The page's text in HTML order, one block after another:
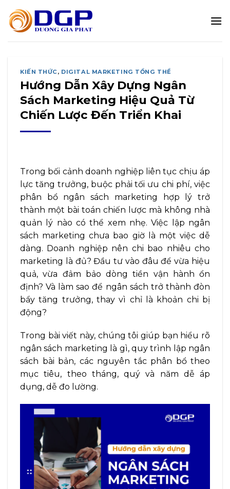
qua
dung
KIẾN THỨC, DIGITAL MARKETING TỔNG THỂ
Hướng Dẫn Xây Dựng Ngân
Sách Marketing Hiệu Quả Từ
Chiến Lược Đến Triển Khai
Trong bối cảnh doanh nghiệp liên tục chịu áp
lực tăng trưởng, buộc phải tối ưu chi phí, việc
phân bổ ngân sách marketing hợp lý trở
thành một bài toán chiến lược mà không nhà
quản lý nào có thể xem nhẹ. Việc lập ngân
sách marketing chưa bao giờ là một việc dễ
dàng. Doanh nghiệp nên chi bao nhiêu cho
marketing là đủ? Đầu tư vào đâu để vừa hiệu
quả, vừa đảm bảo dòng tiền vận hành ổn
định? Và làm sao để ngân sách trở thành đòn
bẩy tăng trưởng, thay vì chỉ là khoản chi bị
động?
Trong bài viết này, chúng tôi giúp bạn hiểu rõ
ngân sách marketing là gì, quy trình lập ngân
sách bài bản, các nguyên tắc phân bổ theo
mục tiêu, theo tháng, quý và năm dễ áp
dụng, dễ đo lường.